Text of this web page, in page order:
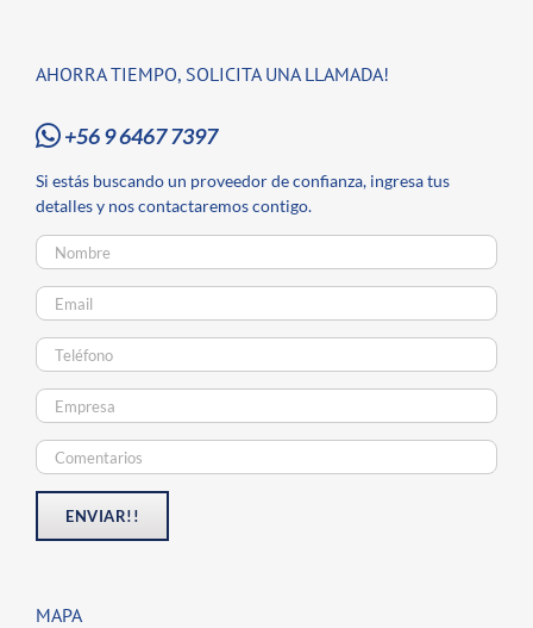
AHORRA TIEMPO, SOLICITA UNA LLAMADA!
+56 9 6467 7397
Si estás buscando un proveedor de confianza, ingresa tus
detalles y nos contactaremos contigo.
MAPA